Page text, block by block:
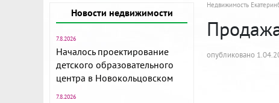
Новости недвижимости
7.8.2026
Началось проектирование
детского образовательного
центра в Новокольцовском
7.8.2026
Недвижимость
опубликовано